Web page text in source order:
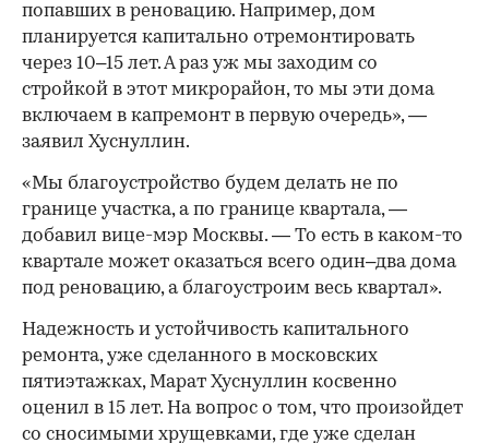
попавших в реновацию. Например, дом
планируется капитально отремонтировать
через 10–15 лет. А раз уж мы заходим со
стройкой в этот микрорайон, то мы эти дома
включаем в капремонт в первую очередь», —
заявил Хуснуллин.
«Мы благоустройство будем делать не по
границе участка, а по границе квартала, —
добавил вице-мэр Москвы. — То есть в каком-то
квартале может оказаться всего один–два дома
под реновацию, а благоустроим весь квартал».
Надежность и устойчивость капитального
ремонта, уже сделанного в московских
пятиэтажках, Марат Хуснуллин косвенно
оценил в 15 лет. На вопрос о том, что произойдет
со сносимыми хрущевками, где уже сделан